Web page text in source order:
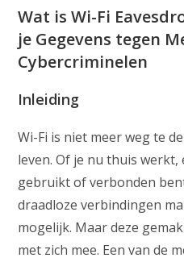
bericht:
Wat is Wi-Fi
je Gegevens tegen
Cybercriminelen
Inleiding
Wi-Fi is niet meer weg te
leven. Of je nu thuis
gebruikt of verbonden
draadloze verbindingen
mogelijk. Maar deze
met zich mee. Een van de